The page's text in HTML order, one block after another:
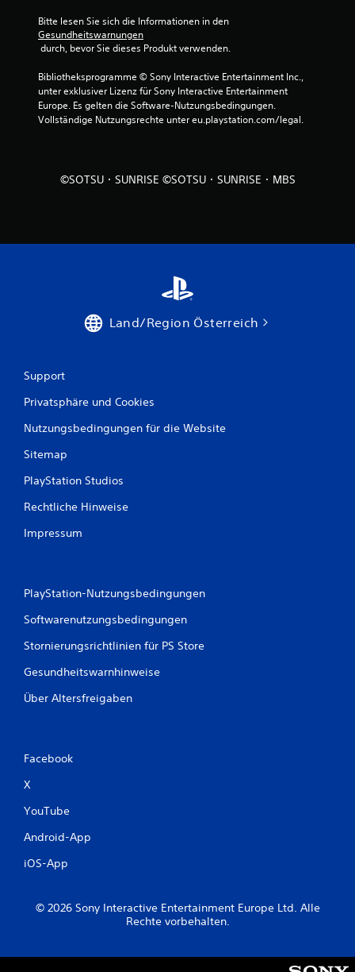
2
B
w
r
Bitte lesen Sie sich die Informationen in den
Gesundheitswarnungen
durch, bevor Sie dieses Produkt verwenden.
Bibliotheksprogramme © Sony Interactive Entertainment Inc.,
unter exklusiver Lizenz für Sony Interactive Entertainment
Europe. Es gelten die Software-Nutzungsbedingungen.
Vollständige Nutzungsrechte unter eu.playstation.com/legal.
©SOTSU・SUNRISE ©SOTSU・SUNRISE・MBS
Land/Region Österreich
Support
Privatsphäre und Cookies
Nutzungsbedingungen für die Website
Sitemap
PlayStation Studios
Rechtliche Hinweise
Impressum
PlayStation-Nutzungsbedingungen
Softwarenutzungsbedingungen
Stornierungsrichtlinien für PS Store
Gesundheitswarnhinweise
Über Altersfreigaben
Facebook
X
YouTube
Android-App
iOS-App
© 2026 Sony Interactive Entertainment Europe Ltd. Alle
Rechte vorbehalten.